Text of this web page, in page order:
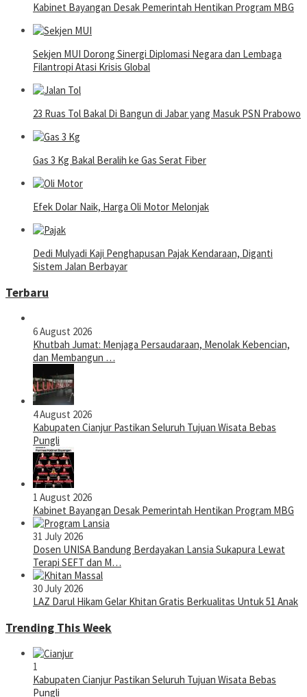
Kabinet Bayangan Desak Pemerintah Hentikan Program MBG
Sekjen MUI Dorong Sinergi Diplomasi Negara dan Lembaga
Filantropi Atasi Krisis Global
23 Ruas Tol Bakal Di Bangun di Jabar yang Masuk PSN Prabowo
Gas 3 Kg Bakal Beralih ke Gas Serat Fiber
Efek Dolar Naik, Harga Oli Motor Melonjak
Dedi Mulyadi Kaji Penghapusan Pajak Kendaraan, Diganti
Sistem Jalan Berbayar
Terbaru
6 August 2026
Khutbah Jumat: Menjaga Persaudaraan, Menolak Kebencian,
dan Membangun …
4 August 2026
Kabupaten Cianjur Pastikan Seluruh Tujuan Wisata Bebas
Pungli
1 August 2026
Kabinet Bayangan Desak Pemerintah Hentikan Program MBG
31 July 2026
Dosen UNISA Bandung Berdayakan Lansia Sukapura Lewat
Terapi SEFT dan M…
30 July 2026
LAZ Darul Hikam Gelar Khitan Gratis Berkualitas Untuk 51 Anak
Trending This Week
1
Kabupaten Cianjur Pastikan Seluruh Tujuan Wisata Bebas
Pungli